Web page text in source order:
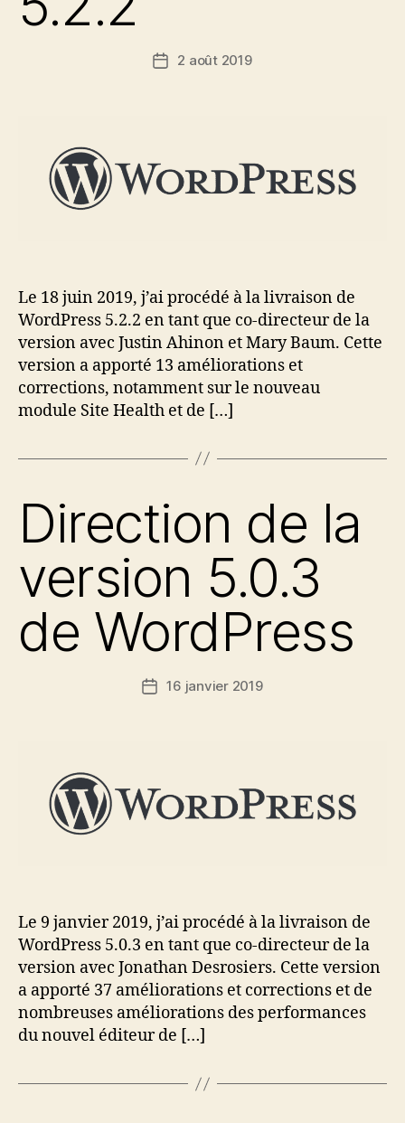
Date2 août 2019
Le 18 juin 2019, j’ai procédé à la livraison de
WordPress 5.2.2 en tant que co-directeur de la
version avec Justin Ahinon et Mary Baum. Cette
version a apporté 13 améliorations et
corrections, notamment sur le nouveau
module Site Health et de […]
Direction de la
version 5.0.3
de WordPress
Date16 janvier 2019
Le 9 janvier 2019, j’ai procédé à la livraison de
WordPress 5.0.3 en tant que co-directeur de la
version avec Jonathan Desrosiers. Cette version
a apporté 37 améliorations et corrections et de
nombreuses améliorations des performances
du nouvel éditeur de […]